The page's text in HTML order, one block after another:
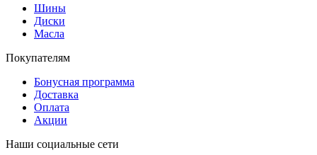
Шины
Диски
Масла
Покупателям
Бонусная программа
Доставка
Оплата
Акции
Наши социальные сети